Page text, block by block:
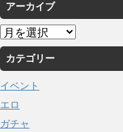
アーカイブ
ア
ー
カ
イ
ブ
カテゴリー
イベント
エロ
ガチャ